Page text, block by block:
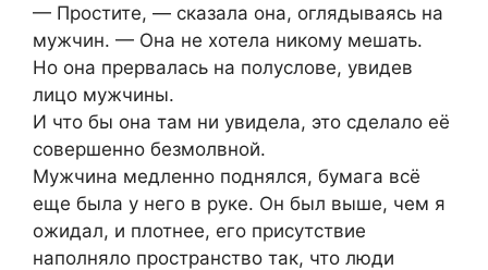
— Простите, — сказала она, оглядываясь на
мужчин. — Она не хотела никому мешать.
Но она прервалась на полуслове, увидев
лицо мужчины.
И что бы она там ни увидела, это сделало её
совершенно безмолвной.
Мужчина медленно поднялся, бумага всё
еще была у него в руке. Он был выше, чем я
ожидал, и плотнее, его присутствие
наполняло пространство так, что люди